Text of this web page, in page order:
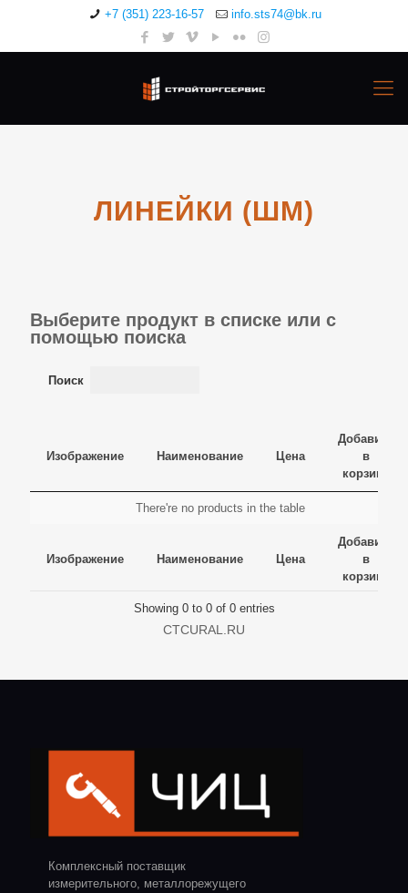
+7 (351) 223-16-57 info.sts74@bk.ru
ЛИНЕЙКИ (ШМ)
Выберите продукт в списке или с
помощью поиска
Поиск
Изображение Наименование Цена
Добавить
в
корзину
Наименование Цена
корзину
в
корзину
There're no products in the table
Изображение Наименование Цена
Добавить
в
корзину
Showing 0 to 0 of 0 entries
CTCURAL.RU
Комплексный поставщик
измерительного, металлорежущего